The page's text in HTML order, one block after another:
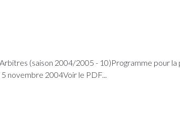
(saison 2004/2005 - 10)Programme pour la
novembre 2004Voir le PDF...